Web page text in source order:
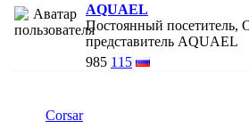
AQUAEL
Постоянный посетитель,
представитель AQUAEL
985 115
Corsar